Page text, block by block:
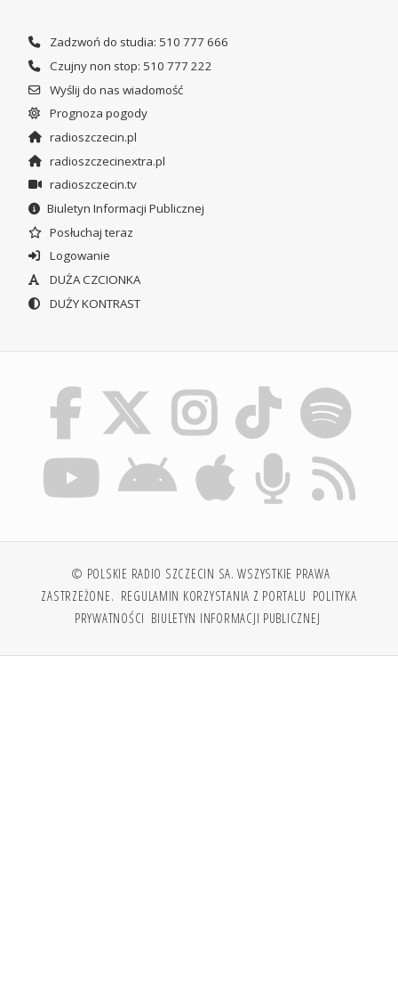
Zadzwoń do studia: 510 777 666
Czujny non stop: 510 777 222
Wyślij do nas wiadomość
Prognoza pogody
radioszczecin.pl
radioszczecinextra.pl
radioszczecin.tv
Biuletyn Informacji Publicznej
Posłuchaj teraz
Logowanie
DUŻA CZCIONKA
DUŻY KONTRAST
© POLSKIE RADIO SZCZECIN SA. WSZYSTKIE PRAWA
ZASTRZEŻONE. REGULAMIN KORZYSTANIA Z PORTALU POLITYKA
PRYWATNOŚCI BIULETYN INFORMACJI PUBLICZNEJ